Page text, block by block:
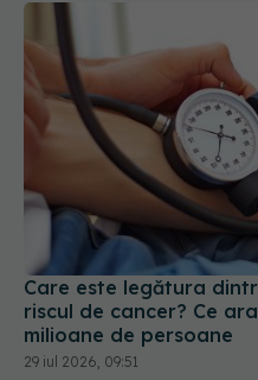
Care este legătura
riscul de cancer? Ce
milioane de persoane
29 iul 2026, 09:51